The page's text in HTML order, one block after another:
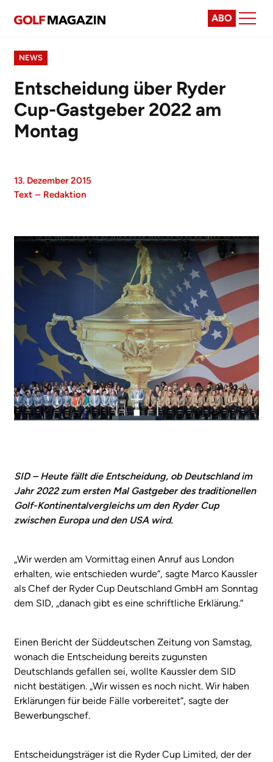
ABO
NEWS
Entscheidung über Ryder
Cup-Gastgeber 2022 am
Montag
13. Dezember 2015
Text – Redaktion
SID – Heute fällt die Entscheidung, ob Deutschland im
Jahr 2022 zum ersten Mal Gastgeber des traditionellen
Golf-Kontinentalvergleichs um den Ryder Cup
zwischen Europa und den USA wird.
„Wir werden am Vormittag einen Anruf aus London
erhalten, wie entschieden wurde“, sagte Marco Kaussler
als Chef der Ryder Cup Deutschland GmbH am Sonntag
dem SID, „danach gibt es eine schriftliche Erklärung.“
Einen Bericht der Süddeutschen Zeitung von Samstag,
wonach die Entscheidung bereits zugunsten
Deutschlands gefallen sei, wollte Kaussler dem SID
nicht bestätigen. „Wir wissen es noch nicht. Wir haben
Erklärungen für beide Fälle vorbereitet“, sagte der
Bewerbungschef.
Entscheidungsträger ist die Ryder Cup Limited, der der